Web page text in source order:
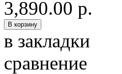
3,890.00 р.
в закладки
сравнение